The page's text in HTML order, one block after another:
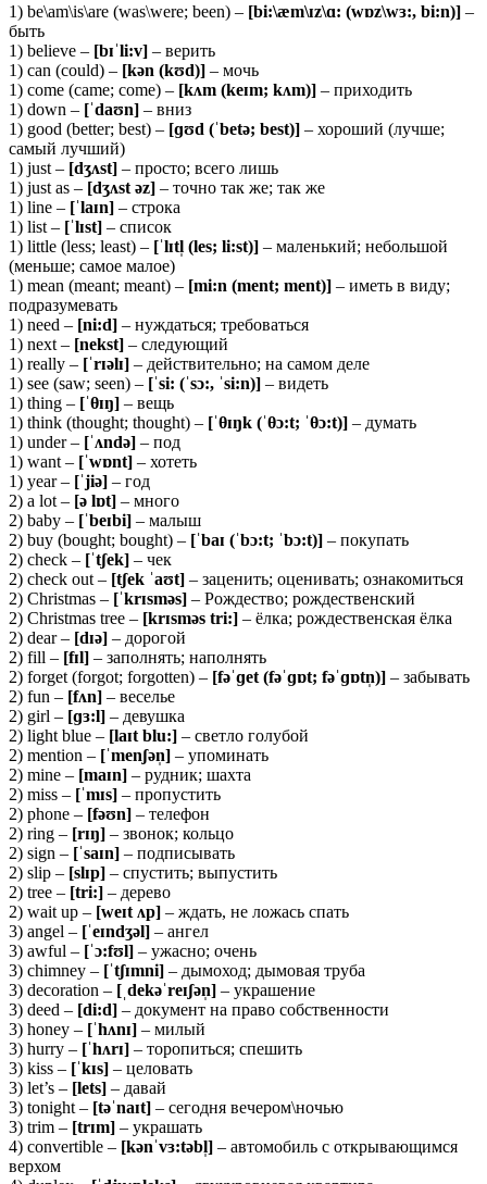
1) be\am\is\are (was\were; been) – [bi:\æm\ɪz\ɑ: (wɒz\wɜ:, bi:n)] –
быть
1) believe – [bɪˈli:v] – верить
1) can (could) – [kən (kʊd)] – мочь
1) come (came; come) – [kʌm (keɪm; kʌm)] – приходить
1) down – [ˈdaʊn] – вниз
1) good (better; best) – [ɡʊd (ˈbetə; best)] – хороший (лучше;
самый лучший)
1) just – [dʒʌst] – просто; всего лишь
1) just as – [dʒʌst əz] – точно так же; так же
1) line – [ˈlaɪn] – строка
1) list – [ˈlɪst] – список
1) little (less; least) – [ˈlɪtl̩ (les; li:st)] – маленький; небольшой
(меньше; самое малое)
1) mean (meant; meant) – [mi:n (ment; ment)] – иметь в виду;
подразумевать
1) need – [ni:d] – нуждаться; требоваться
1) next – [nekst] – следующий
1) really – [ˈrɪəlɪ] – действительно; на самом деле
1) see (saw; seen) – [ˈsi: (ˈsɔ:, ˈsi:n)] – видеть
1) thing – [ˈθɪŋ] – вещь
1) think (thought; thought) – [ˈθɪŋk (ˈθɔ:t; ˈθɔ:t)] – думать
1) under – [ˈʌndə] – под
1) want – [ˈwɒnt] – хотеть
1) year – [ˈjiə] – год
2) a lot – [ə lɒt] – много
2) baby – [ˈbeɪbi] – малыш
2) buy (bought; bought) – [ˈbaɪ (ˈbɔ:t; ˈbɔ:t)] – покупать
2) check – [ˈtʃek] – чек
2) check out – [tʃek ˈaʊt] – заценить; оценивать; ознакомиться
2) Christmas – [ˈkrɪsməs] – Рождество; рождественский
2) Christmas tree – [krɪsməs tri:] – ёлка; рождественская ёлка
2) dear – [dɪə] – дорогой
2) fill – [fɪl] – заполнять; наполнять
2) forget (forgot; forgotten) – [fəˈɡet (fəˈɡɒt; fəˈɡɒtn̩)] – забывать
2) fun – [fʌn] – веселье
2) girl – [ɡɜ:l] – девушка
2) light blue – [laɪt blu:] – светло голубой
2) mention – [ˈmenʃən̩] – упоминать
2) mine – [maɪn] – рудник; шахта
2) miss – [ˈmɪs] – пропустить
2) phone – [fəʊn] – телефон
2) ring – [rɪŋ] – звонок; кольцо
2) sign – [ˈsaɪn] – подписывать
2) slip – [slɪp] – спустить; выпустить
2) tree – [tri:] – дерево
2) wait up – [weɪt ʌp] – ждать, не ложась спать
3) angel – [ˈeɪndʒəl] – ангел
3) awful – [ˈɔ:fʊl] – ужасно; очень
3) chimney – [ˈtʃɪmni] – дымоход; дымовая труба
3) decoration – [ˌ dekəˈreɪʃən̩] – украшение
3) deed – [di:d] – документ на право собственности
3) honey – [ˈhʌnɪ] – милый
3) hurry – [ˈhʌrɪ] – торопиться; спешить
3) kiss – [ˈkɪs] – целовать
3) let’s – [lets] – давай
3) tonight – [təˈnaɪt] – сегодня вечером\ночью
3) trim – [trɪm] – украшать
4) convertible – [kənˈvɜ:təbl̩] – автомобиль с открывающимся
верхом